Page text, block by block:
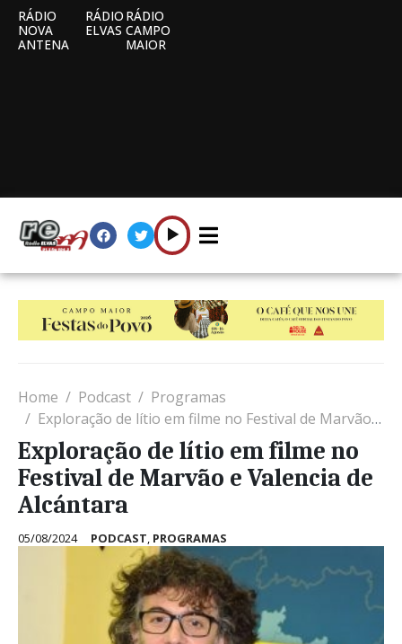
RÁDIO
NOVA
ANTENA
RÁDIO
ELVAS
RÁDIO
CAMPO
MAIOR
Home Podcast
Programas
Exploração de lítio em filme no Festival de Marvão e Valencia de Alcántara
Exploração de lítio em filme no
Festival de Marvão e Valencia de
Alcántara
05/08/2024 PODCAST, PROGRAMAS